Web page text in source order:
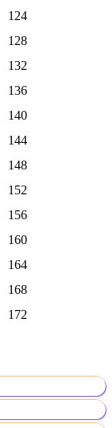
124
128
132
136
140
144
148
152
156
160
164
168
172